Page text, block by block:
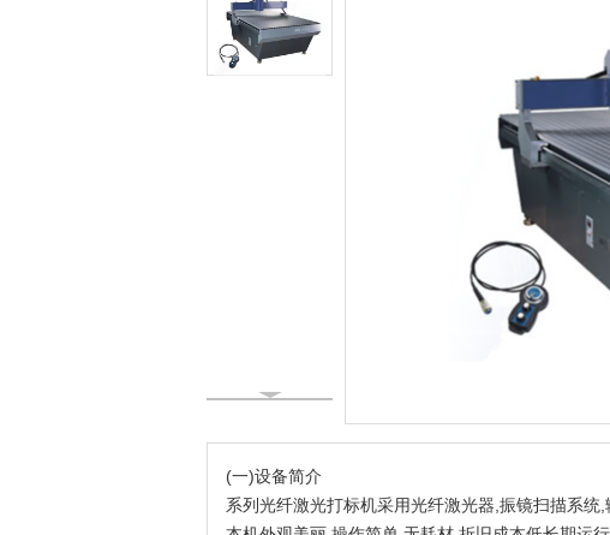
(一)设备简介
系列光纤激光打标机采用光纤激光器,振镜扫描系